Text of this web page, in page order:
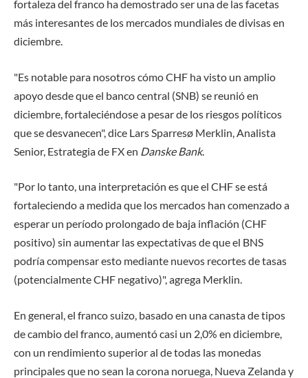
fortaleza del franco ha demostrado ser una de las facetas
más interesantes de los mercados mundiales de divisas en
diciembre.
"Es notable para nosotros cómo CHF ha visto un amplio
apoyo desde que el banco central (SNB) se reunió en
diciembre, fortaleciéndose a pesar de los riesgos políticos
que se desvanecen", dice Lars Sparresø Merklin, Analista
Senior, Estrategia de FX en Danske Bank.
"Por lo tanto, una interpretación es que el CHF se está
fortaleciendo a medida que los mercados han comenzado a
esperar un período prolongado de baja inflación (CHF
positivo) sin aumentar las expectativas de que el BNS
podría compensar esto mediante nuevos recortes de tasas
(potencialmente CHF negativo)", agrega Merklin.
En general, el franco suizo, basado en una canasta de tipos
de cambio del franco, aumentó casi un 2,0% en diciembre,
con un rendimiento superior al de todas las monedas
principales que no sean la corona noruega, Nueva Zelanda y